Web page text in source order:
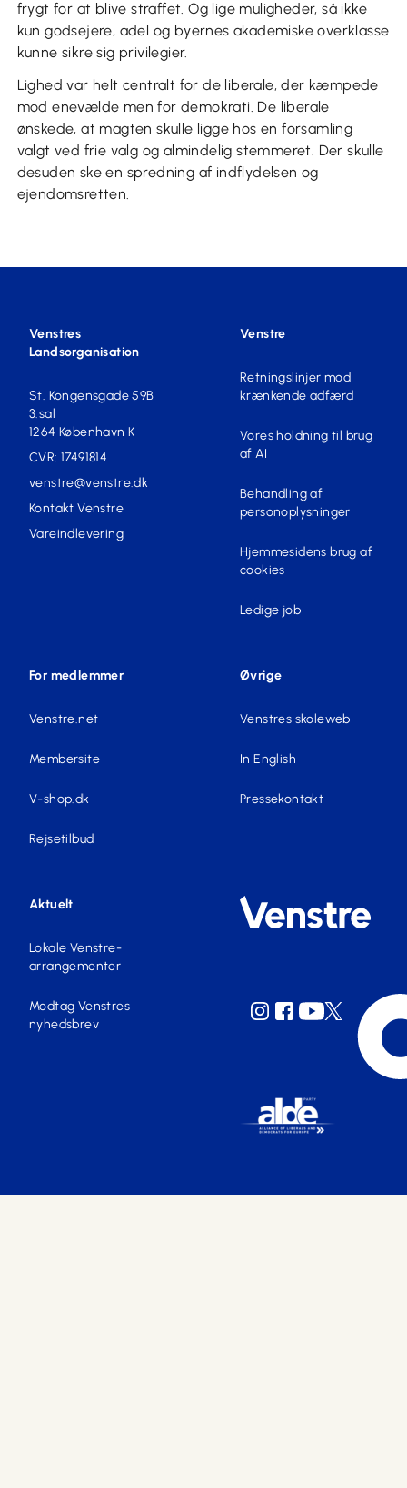
frygt for at blive straffet. Og lige muligheder, så ikke
kun godsejere, adel og byernes akademiske overklasse
kunne sikre sig privilegier.
Lighed var helt centralt for de liberale, der kæmpede
mod enevælde men for demokrati. De liberale
ønskede, at magten skulle ligge hos en forsamling
valgt ved frie valg og almindelig stemmeret. Der skulle
desuden ske en spredning af indflydelsen og
ejendomsretten.
Venstres
Landsorganisation
St. Kongensgade 59B
3.sal
1264 København K
CVR: 17491814
venstre@venstre.dk
Kontakt Venstre
Vareindlevering
Venstre
Retningslinjer mod
krænkende adfærd
Vores holdning til brug
af AI
Behandling af
personoplysninger
Hjemmesidens brug af
cookies
Ledige job
For medlemmer
Venstre.net
Membersite
V-shop.dk
Rejsetilbud
Øvrige
Venstres skoleweb
In English
Pressekontakt
Aktuelt
Lokale Venstre-
arrangementer
Modtag Venstres
nyhedsbrev